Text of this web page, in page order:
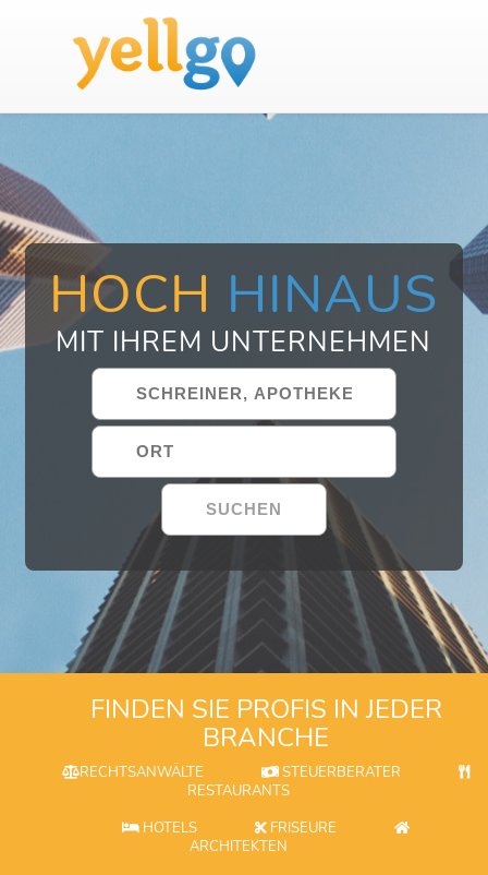
HOCH HINAUS
MIT IHREM UNTERNEHMEN
FINDEN SIE PROFIS IN JEDER
BRANCHE
RECHTSANWÄLTE
STEUERBERATER
RESTAURANTS
HOTELS
FRISEURE
ARCHITEKTEN